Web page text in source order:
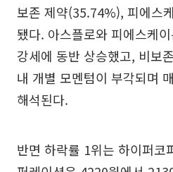
보존 제약(35.74%), 피에스
됐다. 아스플로와 피에스케
강세에 동반 상승했고, 비보
내 개별 모멘텀이 부각되며
해석된다.
반면 하락률 1위는 하이퍼코